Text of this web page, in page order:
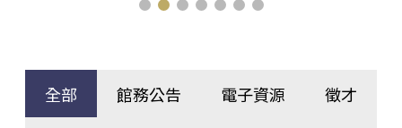
全部 館務公告 電子資源 徵才